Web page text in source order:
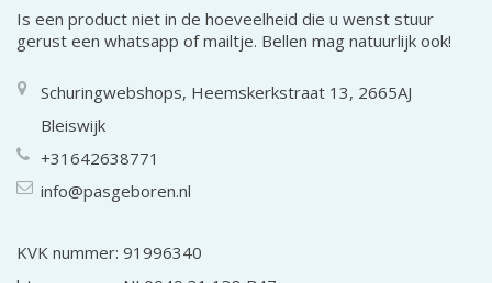
Is een product niet in de hoeveelheid die u wenst stuur
gerust een whatsapp of mailtje. Bellen mag natuurlijk ook!
Schuringwebshops, Heemskerkstraat 13, 2665AJ
Bleiswijk
+31642638771
info@pasgeboren.nl
KVK nummer: 91996340